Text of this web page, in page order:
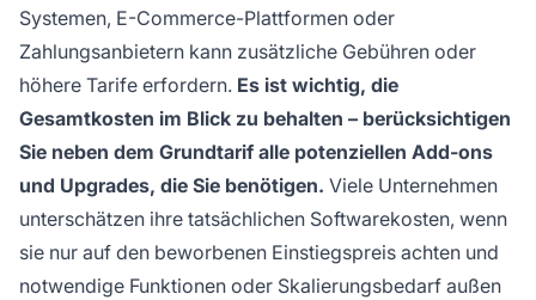
Systemen, E-Commerce-Plattformen oder
Zahlungsanbietern kann zusätzliche Gebühren oder
höhere Tarife erfordern. Es ist wichtig, die
Gesamtkosten im Blick zu behalten – berücksichtigen
Sie neben dem Grundtarif alle potenziellen Add-ons
und Upgrades, die Sie benötigen. Viele Unternehmen
unterschätzen ihre tatsächlichen Softwarekosten, wenn
sie nur auf den beworbenen Einstiegspreis achten und
notwendige Funktionen oder Skalierungsbedarf außen